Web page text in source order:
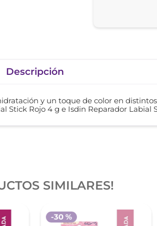
Descripción
y un toque de color en
Stick Rojo 4 g e Isdin Reparador Labial
SIMILARES!
-30 %